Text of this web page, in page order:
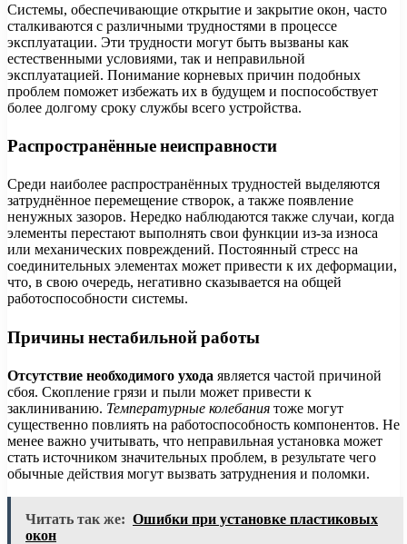
Системы, обеспечивающие открытие и закрытие окон, часто
сталкиваются с различными трудностями в процессе
эксплуатации. Эти трудности могут быть вызваны как
естественными условиями, так и неправильной
эксплуатацией. Понимание корневых причин подобных
проблем поможет избежать их в будущем и поспособствует
более долгому сроку службы всего устройства.
Распространённые неисправности
Среди наиболее распространённых трудностей выделяются
затруднённое перемещение створок, а также появление
ненужных зазоров. Нередко наблюдаются также случаи, когда
элементы перестают выполнять свои функции из-за износа
или механических повреждений. Постоянный стресс на
соединительных элементах может привести к их деформации,
что, в свою очередь, негативно сказывается на общей
работоспособности системы.
Причины нестабильной работы
Отсутствие необходимого ухода является частой причиной
сбоя. Скопление грязи и пыли может привести к
заклиниванию. Температурные колебания тоже могут
существенно повлиять на работоспособность компонентов. Не
менее важно учитывать, что неправильная установка может
стать источником значительных проблем, в результате чего
обычные действия могут вызвать затруднения и поломки.
Читать так же: Ошибки при установке пластиковых
окон